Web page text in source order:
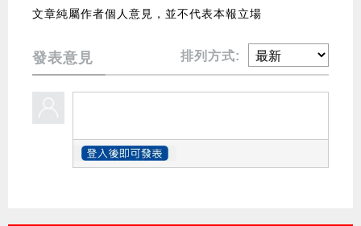
文章純屬作者個人意見，並不代表本報立場
發表意見 排列方式: